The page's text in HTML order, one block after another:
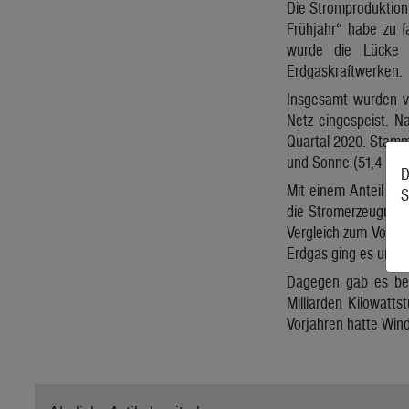
Die
Frühjahr“ habe zu
wurde die Lücke
Erdgaskraftwerken.
Insgesamt wurden
Netz eingespeist.
Quartal 2020.
und Sonne (51,4
Mit einem Anteil
die
Vergleich zum
Erdgas ging es um
Dagegen gab es
Milliarden
Vorjahren hatte